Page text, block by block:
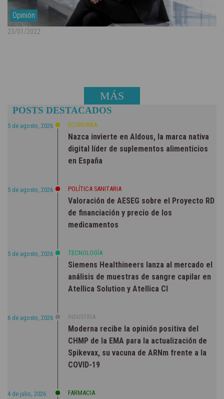
Opinión
23/01/2022
MÁS
NOTICIAS
POSTS DESTACADOS
5 de agosto, 2026 ECONOMÍA
Nazca invierte en Aldous, la marca nativa
digital líder de suplementos alimenticios
en España
5 de agosto, 2026 POLÍTICA SANITARIA
Valoración de AESEG sobre el Proyecto RD
de financiación y precio de los
medicamentos
5 de agosto, 2026 TECNOLOGÍA
Siemens Healthineers lanza al mercado el
análisis de muestras de sangre capilar en
Atellica Solution y Atellica CI
6 de agosto, 2026 INDUSTRIA
Moderna recibe la opinión positiva del
CHMP de la EMA para la actualización de
Spikevax, su vacuna de ARNm frente a la
COVID-19
4 de julio, 2026 FARMACIA